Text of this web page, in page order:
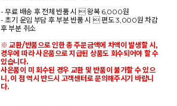
- 무료 배송 후 전체 반품 시  왕복 6,000원
- 초기 운임 부담 후 부분 반품 시  편도 3,000원 차감
후 부분 취소
※ 교환/반품으로 인한 총 주문금액에 차액이 발생할 시,
경우에 따라 사은품으로 지급된 상품도 회수되어야 할 수
있습니다.
사은품이 미 회수된 경우 교환 및 반품이 불가할 수 있으
니, 이 점 역시 반드시 고객센터로 문의해주시기 바랍니
다.